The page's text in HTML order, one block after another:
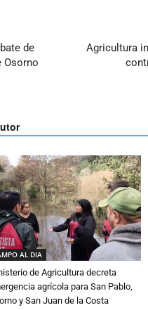
de
Osorno
Agricultura
AL DIA
de Agricultura decreta
agrícola para San Pablo,
y San Juan de la Costa